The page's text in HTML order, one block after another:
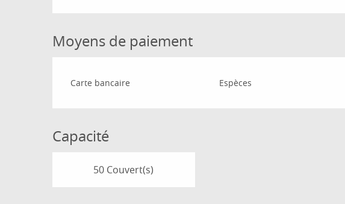
Moyens de paiement
Carte bancaire Espèces
Capacité
50 Couvert(s)